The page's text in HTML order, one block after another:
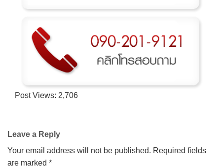
Post Views: 2,706
Leave a Reply
Your email address will not be published. Required fields
are marked *